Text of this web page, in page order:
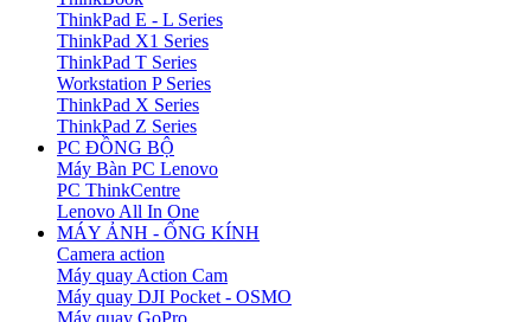
ThinkPad E - L Series
ThinkPad X1 Series
ThinkPad T Series
Workstation P Series
ThinkPad X Series
ThinkPad Z Series
PC ĐỒNG BỘ
Máy Bàn PC Lenovo
PC ThinkCentre
Lenovo All In One
MÁY ẢNH - ỐNG KÍNH
Camera action
Máy quay Action Cam
Máy quay DJI Pocket - OSMO
Máy quay GoPro